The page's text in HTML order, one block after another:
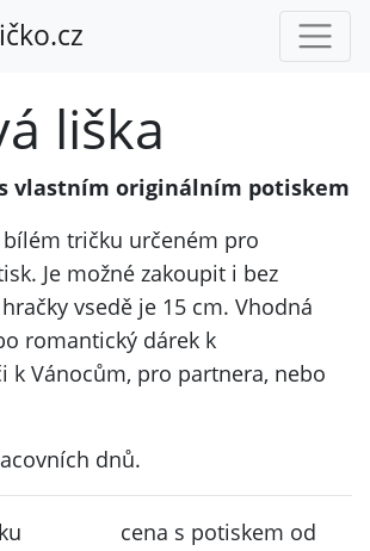
liška
vlastním originálním potiskem
bílém tričku určeném pro
Je možné zakoupit i bez
vsedě je 15 cm. Vhodná
romantický dárek k
k Vánocům, pro partnera, nebo
dnů.
cena s potiskem od